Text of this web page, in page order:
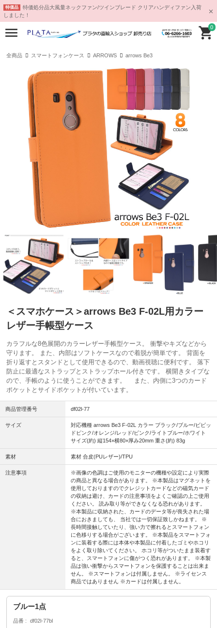
特価品
特価処分品大風量ネックファン/ツインブレード クリアハンディファン入荷
しました！
0
全商品 スマートフォンケース ARROWS arrows Be3
＜スマホケース＞arrows Be3 F-02L用カラー
レザー手帳型ケース
カラフルな8色展開のカラーレザー手帳型ケース。 衝撃やキズなどから
守ります。 また、内部はソフトケースなので着脱が簡単です。 背面を
折り返すとスタンドとして使用できるので、動画視聴に便利です。 落下
防止に最適なストラップとストラップホール付きです。 横開きタイプな
ので、手帳のように使うことができます。 また、内側に3つのカード
ポケットとサイドポケットが付いています。
商品管理番号 df02l-77
サイズ
対応機種 arrows Be3 F-02L カラー ブラック/ブルー/ビビッ
ドピンク/オレンジ/レッド/ピンク/ライトブルー/ホワイト
サイズ(約) 縦154×横80×厚み20mm 重さ(約) 83g
素材 素材 合皮(PUレザー)/TPU
注意事項
※画像の色調はご使用のモニターの機種や設定により実際
の商品と異なる場合があります。 ※本製品はマグネットを
使用しておりますのでクレジットカードなどの磁気カード
の収納は避け、カードの注意事項をよくご確認の上ご使用
ください。 読み取り等ができなくなる恐れがあります。
※本製品に収納された、カードのデータ等が喪失された場
合におきましても、 当社では一切保証致しかねます。 ※
長時間接触していたり、強い力で擦れるとスマートフォン
に色移りする場合がございます。 ※本製品をスマートフォ
ンに装着する際には本体や本製品に付着したゴミやホコリ
をよく取り除いてください。 ホコリ等がついたまま装着す
ると、スマートフォンに傷がつく恐れがあります。 ※本製
品は強い衝撃からスマートフォンを保護することは出来ま
せん。 ※スマートフォンは付属しません。 ※ライセンス
商品ではありません ※カードは付属しません。
ブルー1点
品番 df02l-77bl